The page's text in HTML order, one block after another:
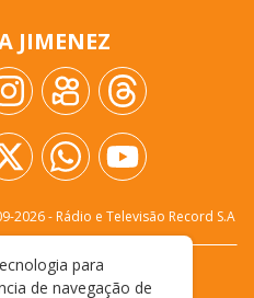
JIMENEZ
2026- Rádio e Televisão Record S.A
PRIVACIDADE
para
de navegação de